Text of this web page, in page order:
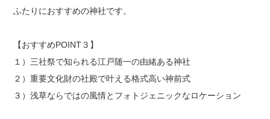
ふたりにおすすめの神社です。
【おすすめPOINT３】
１）三社祭で知られる江戸随一の由緒ある神社
２）重要文化財の社殿で叶える格式高い神前式
３）浅草ならではの風情とフォトジェニックなロケーション